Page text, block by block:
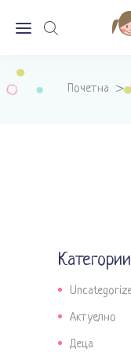
Почетна >
Категории
Актуелно
Деца